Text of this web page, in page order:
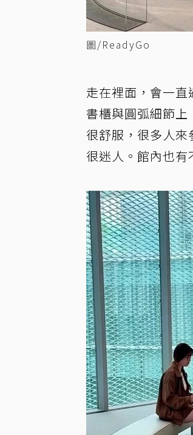
圖/ReadyGo
走在裡面，會一
書櫃與圓弧細節
很舒服，很多人
很迷人。館內也